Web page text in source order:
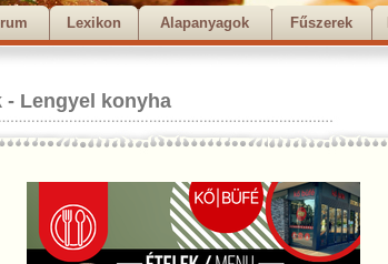
Lexikon Alapanyagok Fűszerek
- Lengyel konyha